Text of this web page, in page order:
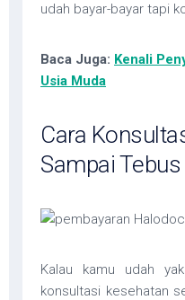
udah bayar-bayar tapi
Baca Juga: Kenali
Usia Muda
Cara
Sampai
Kalau kamu udah
konsultasi kesehatan